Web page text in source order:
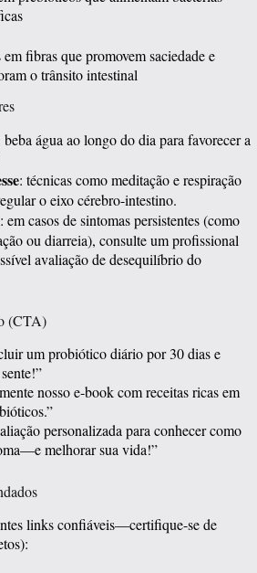
em fibras que promovem saciedade e
o trânsito intestinal
beba água ao longo do dia para favorecer a
: técnicas como meditação e respiração
o eixo cérebro-intestino.
: em casos de sintomas persistentes (como
ou diarreia), consulte um profissional
avaliação de desequilíbrio do
(CTA)
um probiótico diário por 30 dias e
nosso e‑book com receitas ricas em
personalizada para conhecer como
melhorar sua vida!”
links confiáveis—certifique-se de